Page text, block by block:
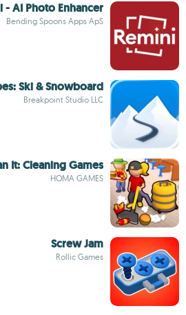
- AI Photo Enhancer
Bending Spoons Apps ApS
Ski & Snowboard
Breakpoint Studio LLC
It: Cleaning Games
HOMA GAMES
Screw Jam
Rollic Games